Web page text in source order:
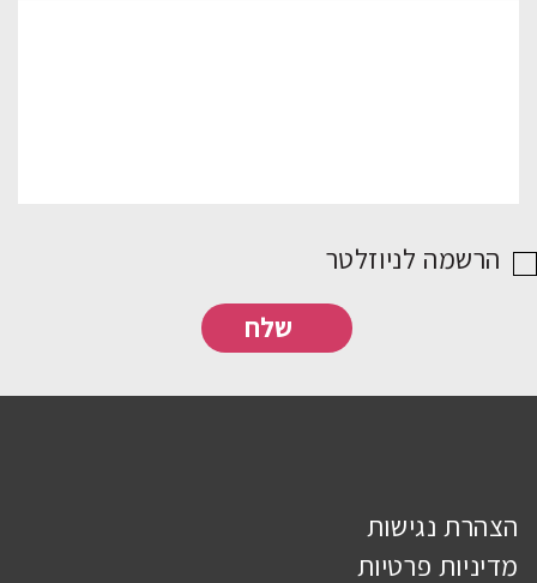
הרשמה לניוזלטר
הצהרת נגישות
מדיניות פרטיות